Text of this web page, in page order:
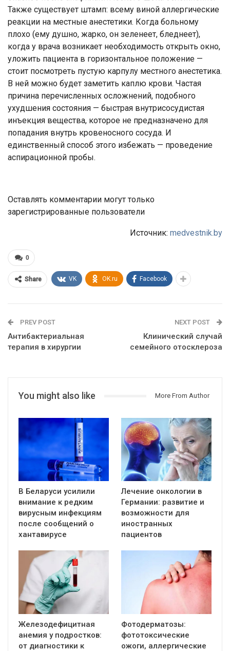
Также существует штамп: всему виной аллергические
реакции на местные анестетики. Когда больному
плохо (ему душно, жарко, он зеленеет, бледнеет),
когда у врача возникает необходимость открыть окно,
уложить пациента в горизонтальное положение —
стоит посмотреть пустую карпулу местного анестетика.
В ней можно будет заметить каплю крови. Частая
причина перечисленных осложнений, подобного
ухудшения состояния — быстрая внутрисосудистая
инъекция вещества, которое не предназначено для
попадания внутрь кровеносного сосуда. И
единственный способ этого избежать — проведение
аспирационной пробы.
Оставлять комментарии могут только
зарегистрированные пользователи
Источник: medvestnik.by
0
Share VK OK.ru Facebook
PREV POST
Антибактериальная
терапия в хирургии
NEXT POST
Клинический случай
семейного отосклероза
You might also like More From Author
В Беларуси усилили
внимание к редким
вирусным инфекциям
после сообщений о
хантавирусе
Лечение онкологии в
Германии: развитие и
возможности для
иностранных
пациентов
Железодефицитная
анемия у подростков:
от диагностики к
Фотодерматозы:
фототоксические
ожоги, аллергические